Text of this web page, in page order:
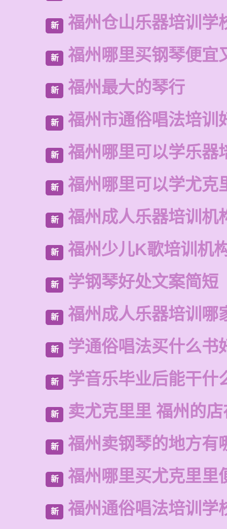
新 福州仓山乐器培训学
新 福州哪里买钢琴便宜
新 福州最大的琴行
新 福州市通俗唱法培训
新 福州哪里可以学乐器
新 福州哪里可以学尤克
新 福州成人乐器培训机
新 福州少儿K歌培训机
新 学钢琴好处文案简短
新 福州成人乐器培训哪
新 学通俗唱法买什么书
新 学音乐毕业后能干什
新 卖尤克里里 福州的
新 福州卖钢琴的地方有
新 福州哪里买尤克里里
新 福州通俗唱法培训学